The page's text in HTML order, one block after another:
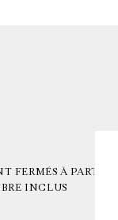
FERMÉS À PARTIR
INCLUS